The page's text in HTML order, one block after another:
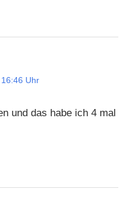
Uhr
und das habe ich 4 mal